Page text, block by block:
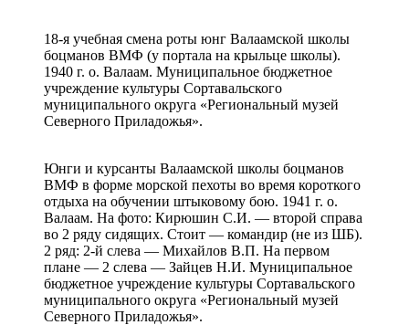
18-я учебная смена роты юнг Валаамской школы
боцманов ВМФ (у портала на крыльце школы).
1940 г. о. Валаам. Муниципальное бюджетное
учреждение культуры Сортавальского
муниципального округа «Региональный музей
Северного Приладожья».
Юнги и курсанты Валаамской школы боцманов
ВМФ в форме морской пехоты во время короткого
отдыха на обучении штыковому бою. 1941 г. о.
Валаам. На фото: Кирюшин С.И. — второй справа
во 2 ряду сидящих. Стоит — командир (не из ШБ).
2 ряд: 2-й слева — Михайлов В.П. На первом
плане — 2 слева — Зайцев Н.И. Муниципальное
бюджетное учреждение культуры Сортавальского
муниципального округа «Региональный музей
Северного Приладожья».